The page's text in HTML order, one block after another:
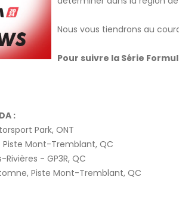
Nous vous tiendrons au
Pour suivre la Série
:
Park, ONT
Mont-Tremblant, QC
- GP3R, QC
Piste Mont-Tremblant, QC